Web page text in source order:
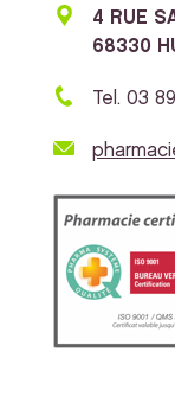
4 RUE
68330
Tel. 03